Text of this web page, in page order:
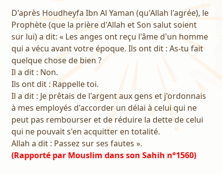
D'après Houdheyfa Ibn Al Yaman (qu'Allah l'agrée), le
Prophète (que la prière d'Allah et Son salut soient
sur lui) a dit: « Les anges ont reçu l'âme d'un homme
qui a vécu avant votre époque. Ils ont dit : As-tu fait
quelque chose de bien ?
Il a dit : Non.
Ils ont dit : Rappelle toi.
Il a dit : Je prêtais de l'argent aux gens et j'ordonnais
à mes employés d'accorder un délai à celui qui ne
peut pas rembourser et de réduire la dette de celui
qui ne pouvait s'en acquitter en totalité.
Allah a dit : Passez sur ses fautes ».
(Rapporté par Mouslim dans son Sahih n°1560)